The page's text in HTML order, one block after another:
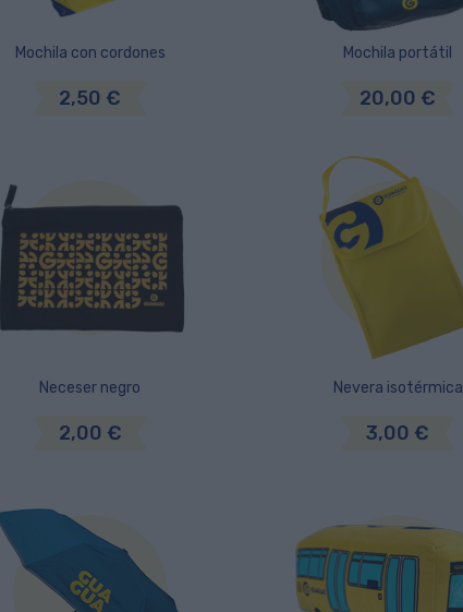
Mochila con cordones
2,50 €
Mochila portátil
20,00 €
Neceser negro
2,00 €
Nevera isotérmica
3,00 €